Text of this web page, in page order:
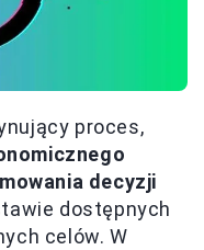
proces,
decyzji
dostępnych
celów. W